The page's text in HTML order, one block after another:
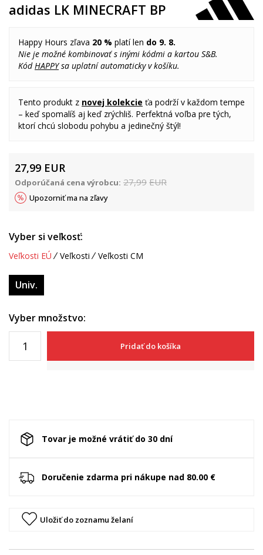
adidas LK MINECRAFT BP
Happy Hours zľava 20 % platí len do 9. 8.
Nie je možné kombinovať s inými kódmi a kartou S&B.
KódHAPPYsa uplatní automaticky v košíku.
Tento produkt z novej kolekcie ťa podrží v každom tempe
– keď spomalíš aj keď zrýchliš. Perfektná voľba pre tých,
ktorí chcú slobodu pohybu a jedinečný štýl!
27,99 EUR
Odporúčaná cena výrobcu: 27,99 EUR
Upozorniť ma na zľavy
Vyber si veľkosť:
Veľkosti EÚ Veľkosti Veľkosti CM
Univ.
Vyber množstvo:
Pridať do košíka
Tovar je možné vrátiť do 30 dní
Doručenie zdarma pri nákupe nad 80.00 €
Uložiť do zoznamu želaní